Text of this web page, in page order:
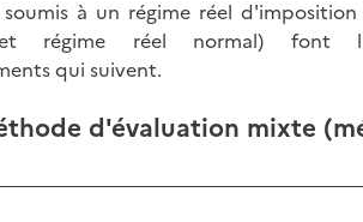
à un régime réel d'imposition
régime réel normal) font
qui suivent.
d'évaluation mixte